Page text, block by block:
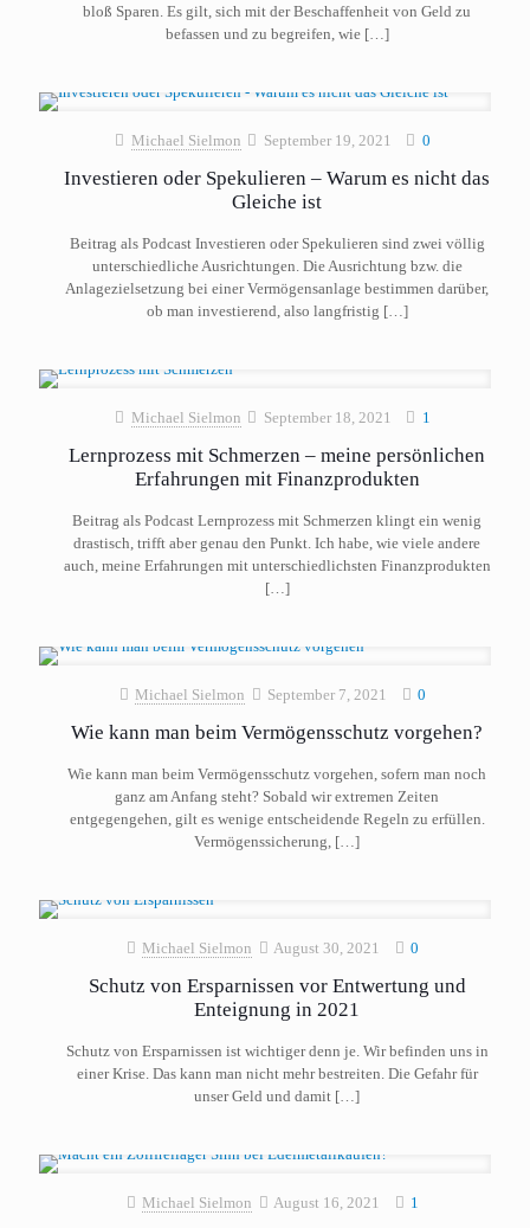
bloß Sparen. Es gilt, sich mit der Beschaffenheit von Geld zu
befassen und zu begreifen, wie[…]
Michael Sielmon September 19, 2021 0
Investieren oder Spekulieren – Warum es nicht das
Gleiche ist
Beitrag als Podcast Investieren oder Spekulieren sind zwei völlig
unterschiedliche Ausrichtungen. Die Ausrichtung bzw. die
Anlagezielsetzung bei einer Vermögensanlage bestimmen darüber,
ob man investierend, also langfristig […]
Michael Sielmon September 18, 2021 1
Lernprozess mit Schmerzen – meine persönlichen
Erfahrungen mit Finanzprodukten
Beitrag als Podcast Lernprozess mit Schmerzen klingt ein wenig
drastisch, trifft aber genau den Punkt. Ich habe, wie viele andere
auch, meine Erfahrungen mit unterschiedlichsten Finanzprodukten
[…]
Michael Sielmon September 7, 2021 0
Wie kann man beim Vermögensschutz vorgehen?
Wie kann man beim Vermögensschutz vorgehen, sofern man noch
ganz am Anfang steht? Sobald wir extremen Zeiten
entgegengehen, gilt es wenige entscheidende Regeln zu erfüllen.
Vermögenssicherung, […]
Michael Sielmon August 30, 2021 0
Schutz von Ersparnissen vor Entwertung und
Enteignung in 2021
Schutz von Ersparnissen ist wichtiger denn je. Wir befinden uns in
einer Krise. Das kann man nicht mehr bestreiten. Die Gefahr für
unser Geld und damit […]
Michael Sielmon August 16, 2021 1